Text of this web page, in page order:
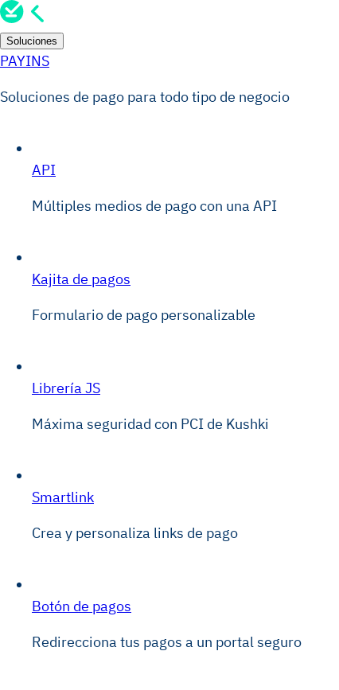
Soluciones
PAYINS
Soluciones de pago para todo tipo de negocio
API
Múltiples medios de pago con una API
Kajita de pagos
Formulario de pago personalizable
Librería JS
Máxima seguridad con PCI de Kushki
Smartlink
Crea y personaliza links de pago
Botón de pagos
Redirecciona tus pagos a un portal seguro